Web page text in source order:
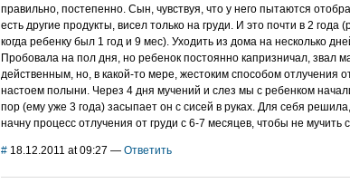
правильно, постепенно. Сын, чувствуя, что у него пытаются
есть другие продукты, висел только на груди. И это почти в 2 года
когда ребенку был 1 год и 9 мес). Уходить из дома на несколько
Пробовала на пол дня, но ребенок постоянно капризничал, звал
действенным, но, в какой-то мере, жестоким способом отлучения
настоем полыни. Через 4 дня мучений и слез мы с ребенком
пор (ему уже 3 года) засыпает он с сисей в руках. Для себя
начну процесс отлучения от груди с 6-7 месяцев, чтобы не мучить
# 18.12.2011 at 09:27 — Ответить